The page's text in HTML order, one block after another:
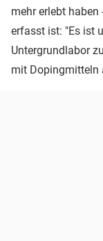
mehr erlebt
erfasst ist: "Es ist
Untergrundlabor
mit Dopingmitteln